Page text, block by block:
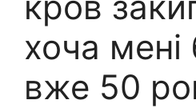
хоча мені
вже 50